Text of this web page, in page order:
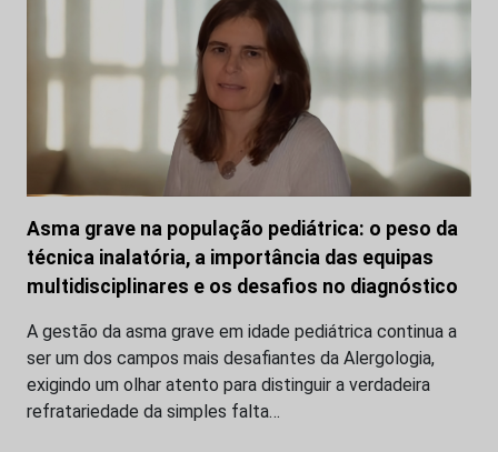
Asma grave na população pediátrica: o peso da
técnica inalatória, a importância das equipas
multidisciplinares e os desafios no diagnóstico
A gestão da asma grave em idade pediátrica continua a
ser um dos campos mais desafiantes da Alergologia,
exigindo um olhar atento para distinguir a verdadeira
refratariedade da simples falta…